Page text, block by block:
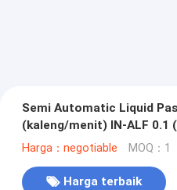
Semi Automatic Liquid
(kaleng/menit) IN-ALF 0.1
IP66 Mesin pengisi untuk
Harga：negotiable MOQ：1
Harga terbaik